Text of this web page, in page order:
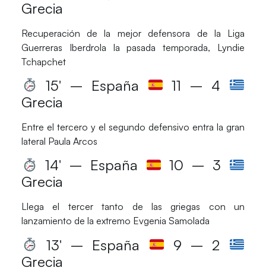
Grecia
Recuperación de la mejor defensora de la Liga
Guerreras Iberdrola la pasada temporada, Lyndie
Tchapchet
15′ – España
11 – 4
Grecia
Entre el tercero y el segundo defensivo entra la gran
lateral Paula Arcos
14′ – España
10 – 3
Grecia
Llega el tercer tanto de las griegas con un
lanzamiento de la extremo Evgenia Samolada
13′ – España
9 – 2
Grecia